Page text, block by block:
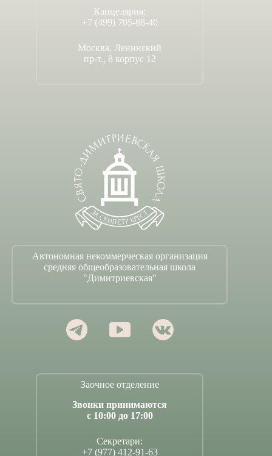
Канцелярия:
+7 (499) 705-88-40
Москва, Ленинский
пр-т., 8 корпус 12
Автономная некоммерческая организация
средняя общеобразовательная школа
"Димитриевская"
Заочное отделение
Звонки принимаются
с 10:00 до 17:00
Секретари:
+7 (977) 412-91-63